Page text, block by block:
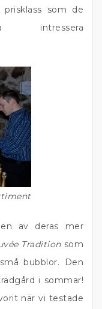
som de
intressera
av deras mer
Tradition som
bubblor. Den
i sommar!
när vi testade